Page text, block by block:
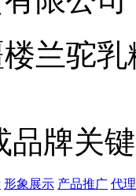
兰驼乳
品牌关
形象展示 产品推广 代